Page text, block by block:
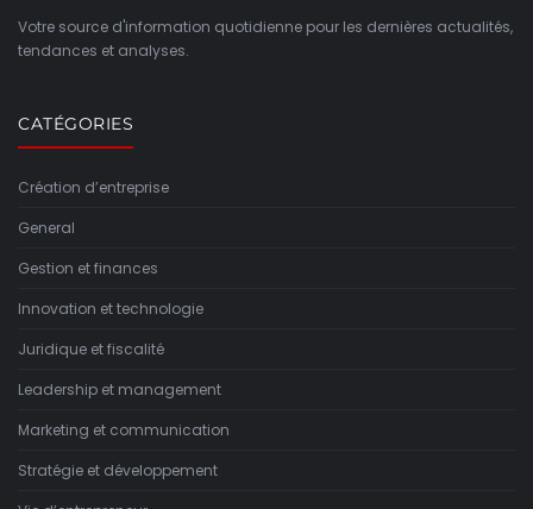
Votre source d'information quotidienne pour les dernières actualités,
tendances et analyses.
CATÉGORIES
Création d’entreprise
General
Gestion et finances
Innovation et technologie
Juridique et fiscalité
Leadership et management
Marketing et communication
Stratégie et développement